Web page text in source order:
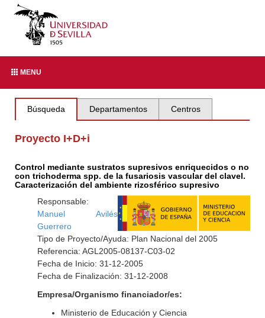
MENU
Búsqueda Departamentos Centros
Proyecto I+D+i
Control mediante sustratos supresivos enriquecidos o no
con trichoderma spp. de la fusariosis vascular del clavel.
Caracterización del ambiente rizosférico supresivo
Responsable:
Manuel Avilés
Guerrero
Tipo de Proyecto/Ayuda: Plan Nacional del 2005
Referencia: AGL2005-08137-C03-02
Fecha de Inicio: 31-12-2005
Fecha de Finalización: 31-12-2008
Empresa/Organismo financiador/es:
Ministerio de Educación y Ciencia